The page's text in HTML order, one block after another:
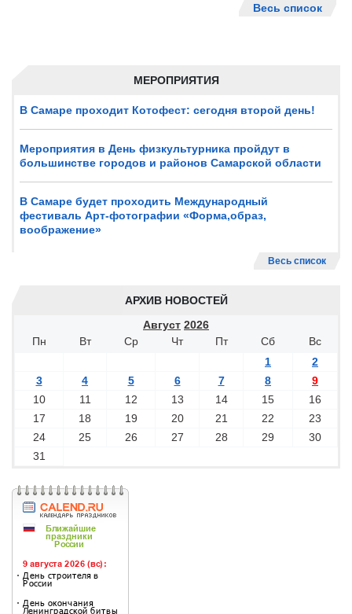
МЕРОПРИЯТИЯ
В Самаре проходит Котофест: сегодня второй день!
Мероприятия в День физкультурника пройдут в
большинстве городов и районов Самарской области
В Самаре будет проходить Международный
фестиваль Арт-фотографии «Форма,образ,
воображение»
Весь список
АРХИВ НОВОСТЕЙ
Август 2026
Пн
Вт Ср Чт Пт Сб
Вс
1
2
3
4 5 6 7 8
9
10
11 12 13 14 15
16
17
18 19 20 21 22
23
24
25 26 27 28 29
30
31
Весь список